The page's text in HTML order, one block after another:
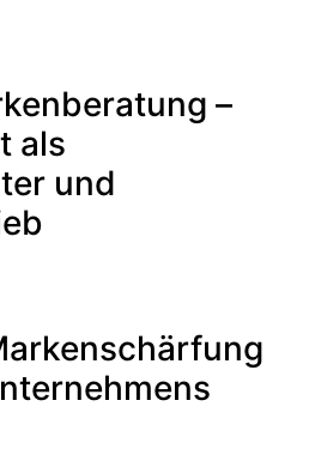
–
als
und